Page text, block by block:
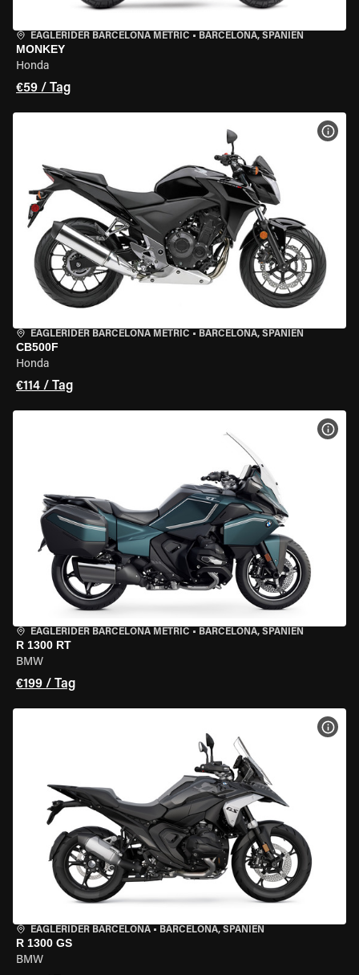
EAGLERIDER BARCELONA METRIC • BARCELONA, SPANIEN
MONKEY
Honda
€59 / Tag
EAGLERIDER BARCELONA METRIC • BARCELONA, SPANIEN
CB500F
Honda
€114 / Tag
EAGLERIDER BARCELONA METRIC • BARCELONA, SPANIEN
R 1300 RT
BMW
€199 / Tag
EAGLERIDER BARCELONA • BARCELONA, SPANIEN
R 1300 GS
BMW